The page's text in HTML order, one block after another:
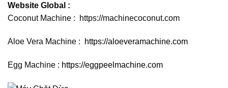
Website Global :
Coconut Machine :
https://machinecoconut.com
Aloe Vera Machine : https://aloeveramachine.com
Egg Machine : https://eggpeelmachine.com